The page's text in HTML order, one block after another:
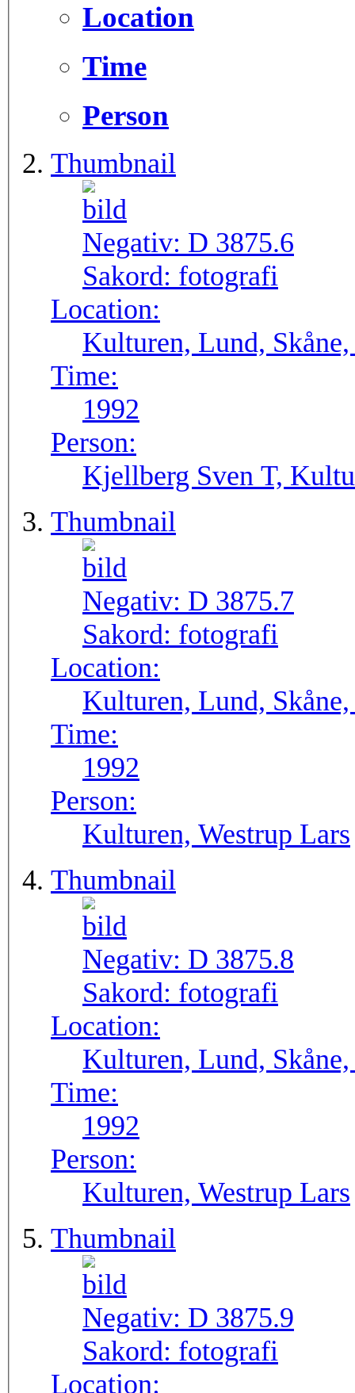
Location
Time
Person
Thumbnail
Negativ: D 3875.6
Sakord: fotografi
Location:
Kulturen, Lund,
Time:
1992
Person:
Kjellberg Sven T,
Thumbnail
Negativ: D 3875.7
Sakord: fotografi
Location:
Kulturen, Lund,
Time:
1992
Person:
Kulturen, Westrup Lars
Thumbnail
Negativ: D 3875.8
Sakord: fotografi
Location:
Kulturen, Lund,
Time:
1992
Person:
Kulturen, Westrup Lars
Thumbnail
Negativ: D 3875.9
Sakord: fotografi
Location: